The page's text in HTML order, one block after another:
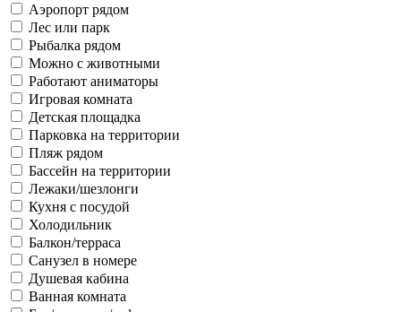
Аэропорт рядом
Лес или парк
Рыбалка рядом
Можно с животными
Работают аниматоры
Игровая комната
Детская площадка
Парковка на территории
Пляж рядом
Бассейн на территории
Лежаки/шезлонги
Кухня с посудой
Холодильник
Балкон/терраса
Санузел в номере
Душевая кабина
Ванная комната